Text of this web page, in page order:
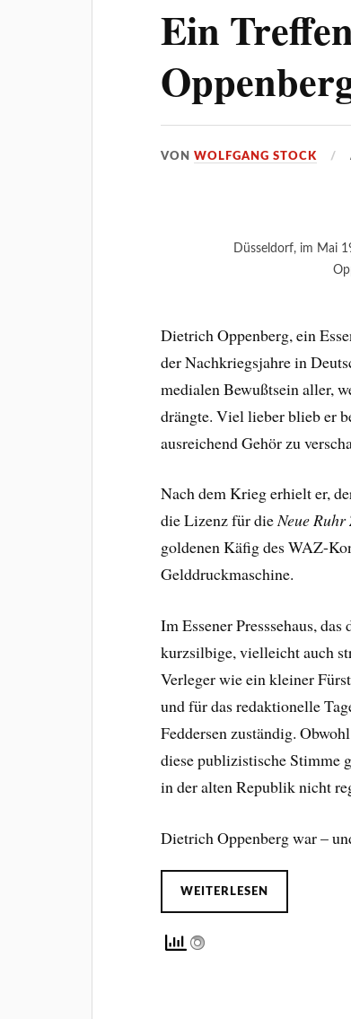
Ein
VONWOLFGANG STOCK
Düsseldorf, im Mai
Dietrich Oppenberg, ein
der Nachkriegsjahre in
medialen Bewußtsein aller,
drängte. Viel lieber blieb er
ausreichend Gehör zu
Nach dem Krieg erhielt er,
die Lizenz für dieNeue
goldenen Käfig des WAZ-
Gelddruckmaschine.
Im Essener Presssehaus,
kurzsilbige, vielleicht auch
Verleger wie ein kleiner
und für das redaktionelle
Feddersen zuständig.
diese publizistische Stimme
in der alten Republik nicht
Dietrich Oppenberg war –
WEITERLESEN